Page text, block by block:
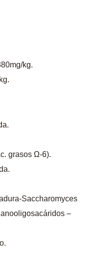
kg.
grasos Ω-6).
Saccharomyces
–